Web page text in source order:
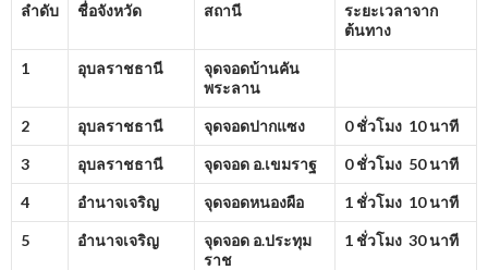
ลำดับ ชื่อจังหวัด สถานี
ระยะเวลาจาก
ต้นทาง
1 อุบลราชธานี
จุดจอดบ้านคัน
พระลาน
2 อุบลราชธานี จุดจอดปากแซง 0 ชั่วโมง 10 นาที
3 อุบลราชธานี จุดจอด อ.เขมราฐ 0 ชั่วโมง 50 นาที
4 อำนาจเจริญ จุดจอดหนองผือ 1 ชั่วโมง 10 นาที
5 อำนาจเจริญ
จุดจอด อ.ประทุม
ราช
1 ชั่วโมง 30 นาที